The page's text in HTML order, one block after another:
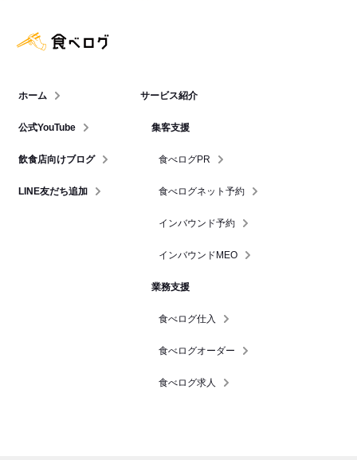
ホーム
公式YouTube
飲食店向けブログ
LINE友だち追加
サービス紹介
集客支援
食べログPR
食べログネット予約
インバウンド予約
インバウンドMEO
業務支援
食べログ仕入
食べログオーダー
食べログ求人